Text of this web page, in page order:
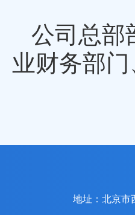
公司总部
业财务部
地址：北京